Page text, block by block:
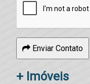
Enviar Contato
+ Imóveis